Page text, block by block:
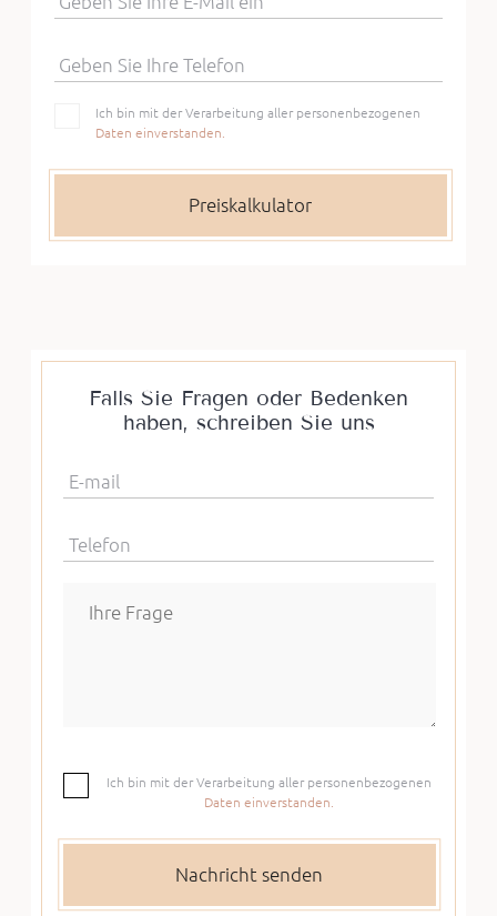
Geben Sie Ihre Telefon
Ich bin mit der Verarbeitung aller personenbezogenen
Daten einverstanden.
Falls Sie Fragen oder Bedenken
haben, schreiben Sie uns
E-mail
Telefon
Ich bin mit der Verarbeitung aller personenbezogenen
Daten einverstanden.